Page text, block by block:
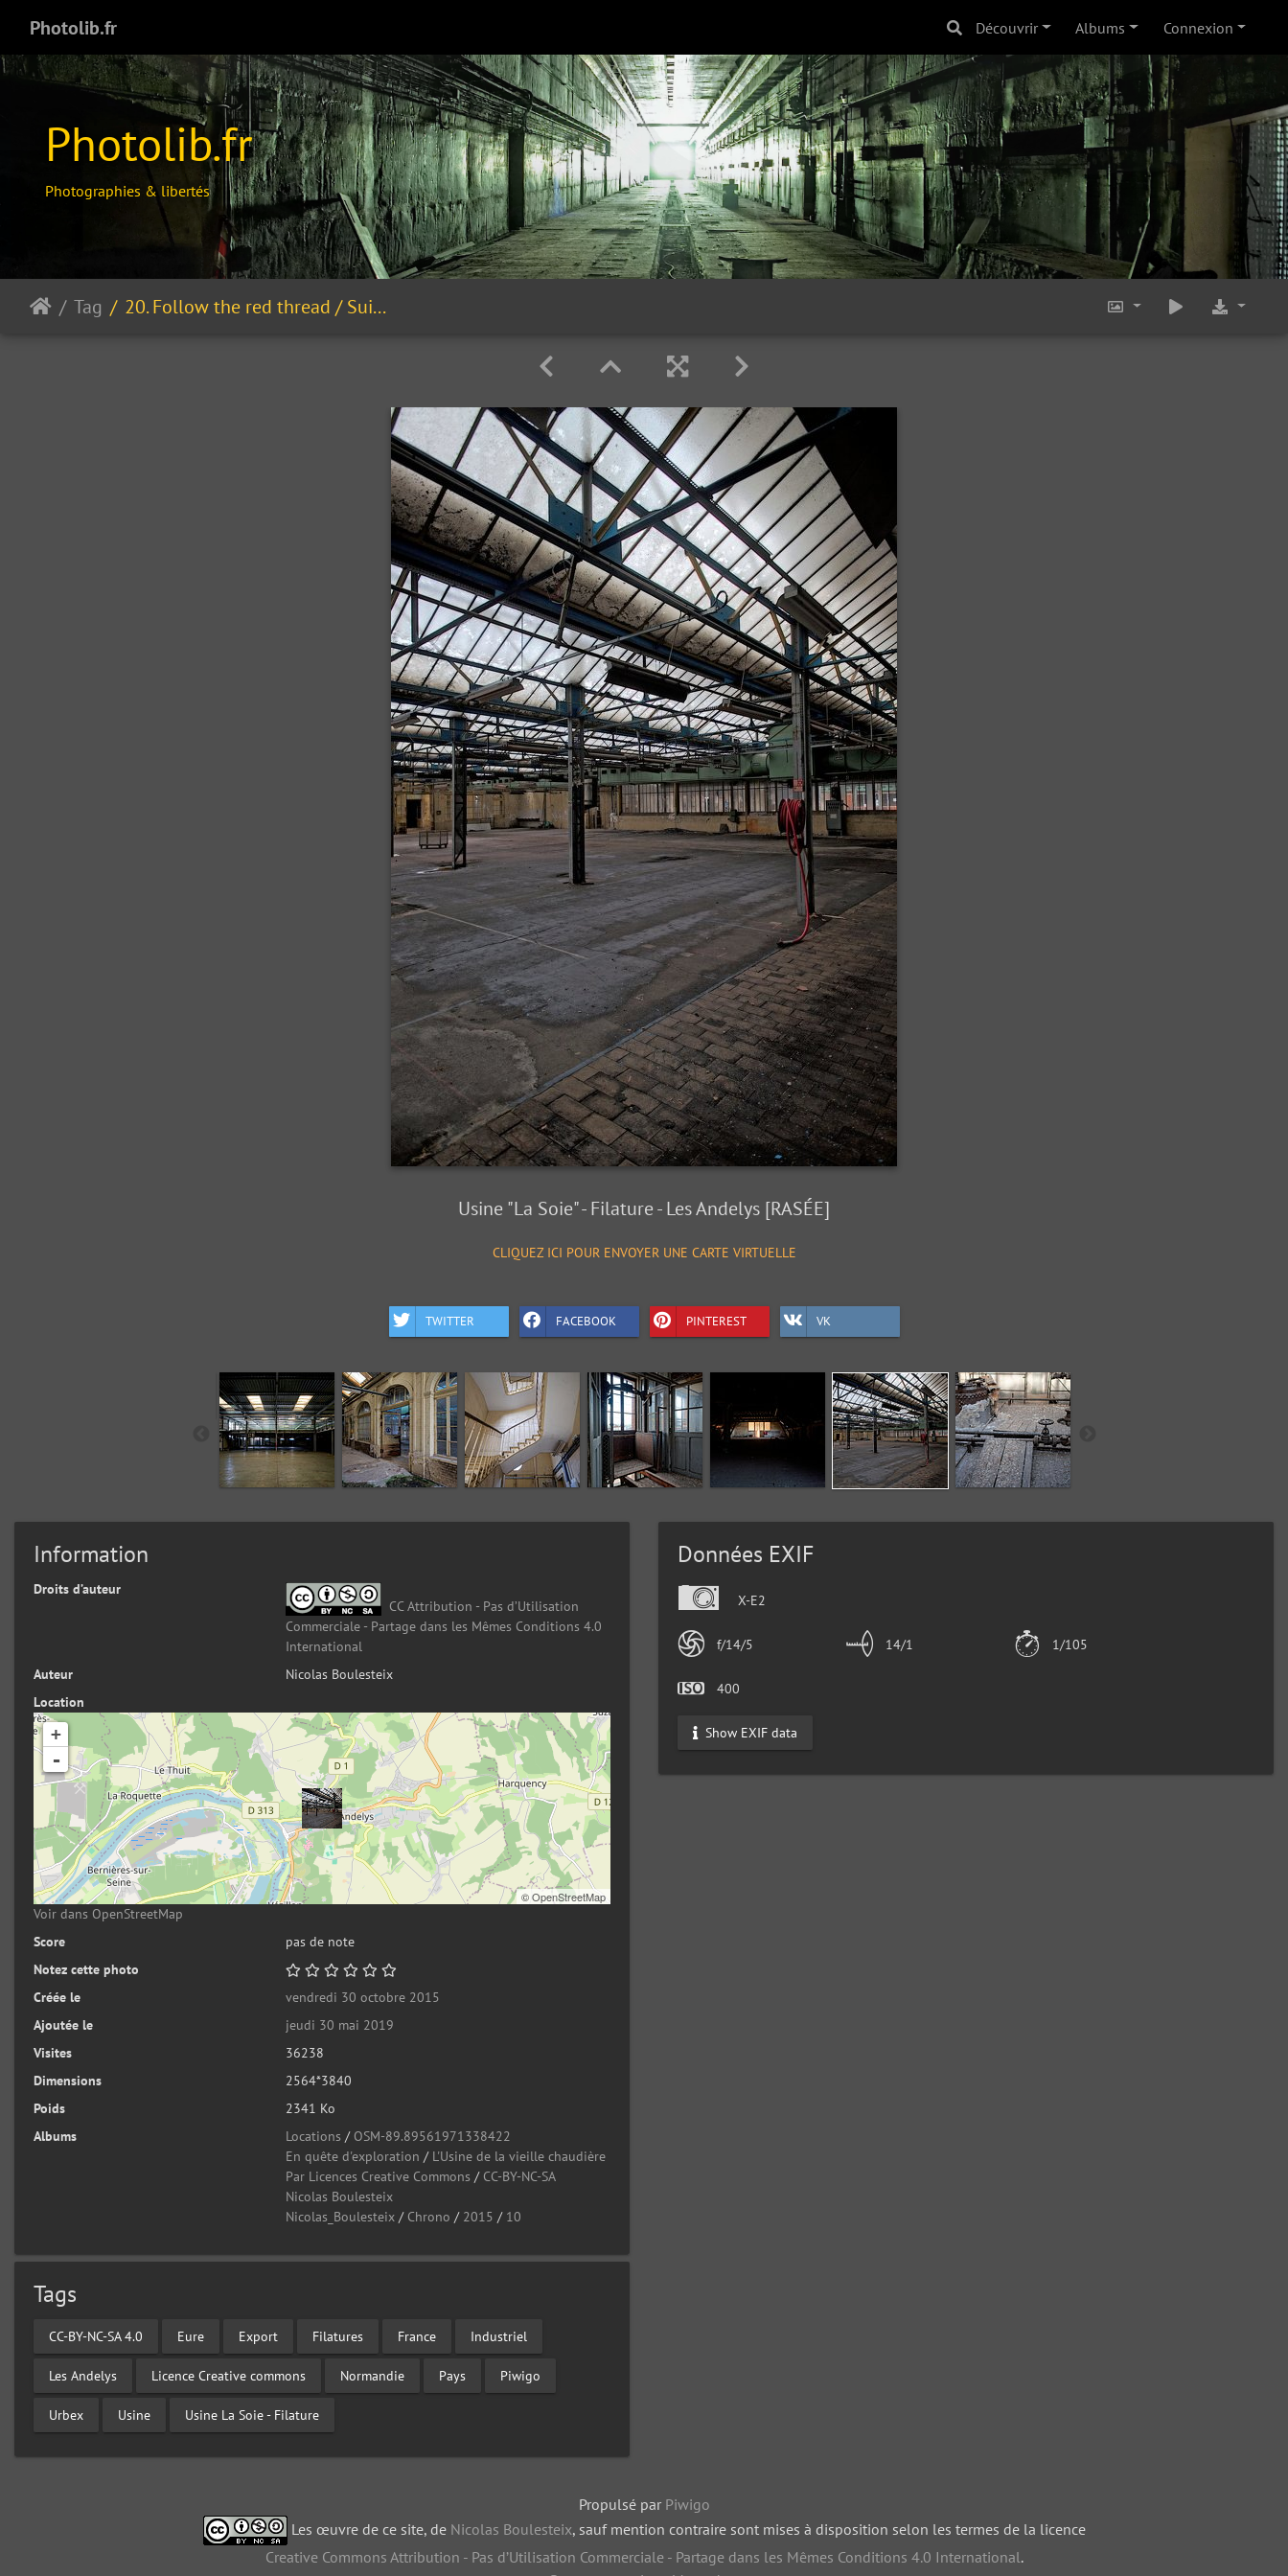
Photolib.fr Découvrir Albums Connexion
Photolib.fr
Photographies & libertés
Tag 20. Follow the red thread / Suivre le fil rouge
Usine "La Soie" - Filature - Les Andelys [RASÉE]
CLIQUEZ ICI POUR ENVOYER UNE CARTE VIRTUELLE
TWITTER FACEBOOK PINTEREST VK
Information
Droits d’auteur
CC Attribution - Pas d’Utilisation
Commerciale - Partage dans les Mêmes Conditions 4.0
International
Auteur
Nicolas Boulesteix
Location
+
-
©OpenStreetMap
Voir dans OpenStreetMap
Score
pas de note
Notez cette photo
Créée le
vendredi 30 octobre 2015
Ajoutée le
jeudi 30 mai 2019
Visites
36238
Dimensions
2564*3840
Poids
2341 Ko
Albums
Locations / OSM-89.89561971338422
En quête d'exploration / L'Usine de la vieille chaudière
Par Licences Creative Commons / CC-BY-NC-SA
Nicolas Boulesteix
Nicolas_Boulesteix / Chrono / 2015 / 10
Tags
CC-BY-NC-SA 4.0 Eure Export Filatures France Industriel
Les Andelys Licence Creative commons Normandie Pays Piwigo
Urbex Usine Usine La Soie - Filature
Données EXIF
X-E2
f/14/5 14/1 1/105
400
Show EXIF data
Propulsé par Piwigo
Les œuvre de ce site, de Nicolas Boulesteix, sauf mention contraire sont mises à disposition selon les termes de la licence
Creative Commons Attribution - Pas d’Utilisation Commerciale - Partage dans les Mêmes Conditions 4.0 International.